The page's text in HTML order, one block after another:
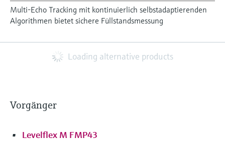
Multi-Echo Tracking mit kontinuierlich selbstadaptierenden
Algorithmen bietet sichere Füllstandsmessung
Loading alternative products
Vorgänger
Levelflex M FMP43